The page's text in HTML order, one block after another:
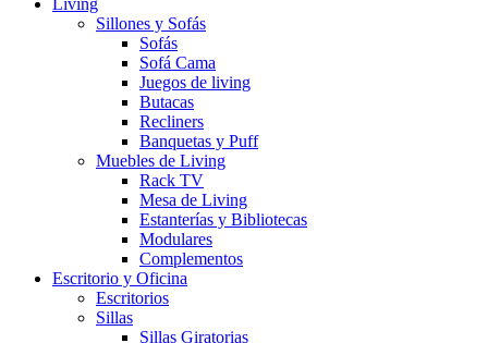
Living
Sillones y Sofás
Sofás
Sofá Cama
Juegos de living
Butacas
Recliners
Banquetas y Puff
Muebles de Living
Rack TV
Mesa de Living
Estanterías y Bibliotecas
Modulares
Complementos
Escritorio y Oficina
Escritorios
Sillas
Sillas Giratorias